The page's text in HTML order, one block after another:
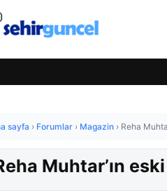
sayfa › Forumlar › Magazin › Reha
Muhtar’ın